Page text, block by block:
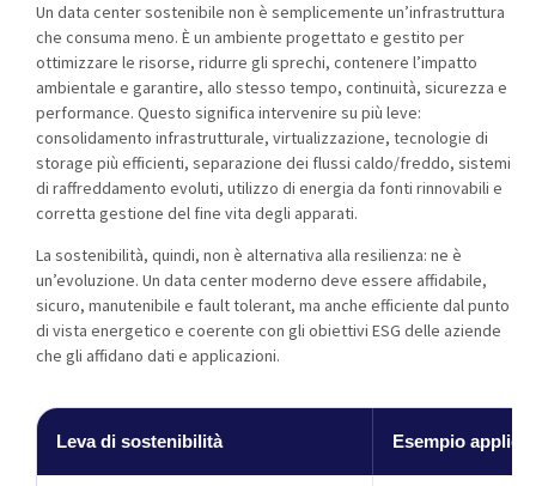
Un data center sostenibile non è semplicemente un’infrastruttura
che consuma meno. È un ambiente progettato e gestito per
ottimizzare le risorse, ridurre gli sprechi, contenere l’impatto
ambientale e garantire, allo stesso tempo, continuità, sicurezza e
performance. Questo significa intervenire su più leve:
consolidamento infrastrutturale, virtualizzazione, tecnologie di
storage più efficienti, separazione dei flussi caldo/freddo, sistemi
di raffreddamento evoluti, utilizzo di energia da fonti rinnovabili e
corretta gestione del fine vita degli apparati.
La sostenibilità, quindi, non è alternativa alla resilienza: ne è
un’evoluzione. Un data center moderno deve essere affidabile,
sicuro, manutenibile e fault tolerant, ma anche efficiente dal punto
di vista energetico e coerente con gli obiettivi ESG delle aziende
che gli affidano dati e applicazioni.
Leva di sostenibilità Esempio